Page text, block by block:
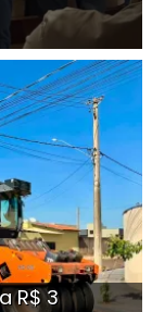
R$ 3